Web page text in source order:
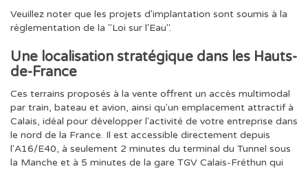
Veuillez noter que les projets d'implantation sont soumis à la
réglementation de la "Loi sur l'Eau".
Une localisation stratégique dans les Hauts-
de-France
Ces terrains proposés à la vente offrent un accès multimodal
par train, bateau et avion, ainsi qu'un emplacement attractif à
Calais, idéal pour développer l'activité de votre entreprise dans
le nord de la France. Il est accessible directement depuis
l'A16/E40, à seulement 2 minutes du terminal du Tunnel sous
la Manche et à 5 minutes de la gare TGV Calais-Fréthun qui